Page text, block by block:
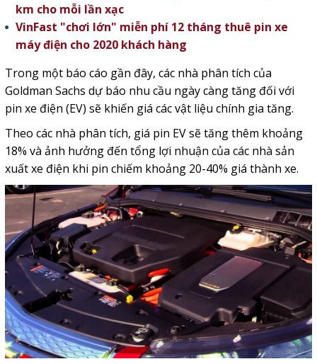
km cho mỗi lần xạc
VinFast "chơi lớn" miễn phí 12 tháng thuê pin xe
máy điện cho 2020 khách hàng
Trong một báo cáo gần đây, các nhà phân tích của
Goldman Sachs dự báo nhu cầu ngày càng tăng đối với
pin xe điện (EV) sẽ khiến giá các vật liệu chính gia tăng.
Theo các nhà phân tích, giá pin EV sẽ tăng thêm khoảng
18% và ảnh hưởng đến tổng lợi nhuận của các nhà sản
xuất xe điện khi pin chiếm khoảng 20-40% giá thành xe.